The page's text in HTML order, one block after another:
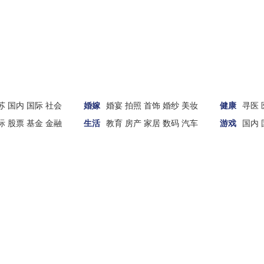
国内 国际 社会
股票 基金 金融
婚嫁 婚宴 拍照 首饰 婚纱 美妆
生活
教育 房产 家居 数码 汽车
健康 寻医
游戏
国内